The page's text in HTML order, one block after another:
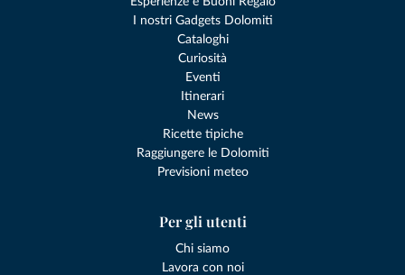
I nostri Gadgets Dolomiti
Cataloghi
Curiosità
Eventi
Itinerari
News
Ricette tipiche
Raggiungere le Dolomiti
Previsioni meteo
Per gli utenti
Chi siamo
Lavora con noi